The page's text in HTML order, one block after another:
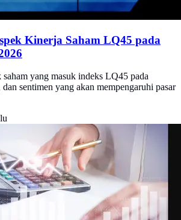
Kinerja Saham LQ45 pada
yang masuk indeks LQ45 pada
dan sentimen yang akan mempengaruhi pasar